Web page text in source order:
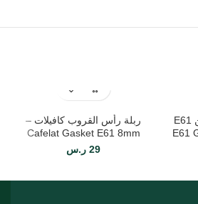
مسمار توزيع الماء لمكائن E61
ربلة رأس القروب كافيلات –
Cafelat Gasket E61 8mm
29 ر.س